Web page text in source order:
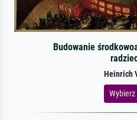
Budowanie
Heinrich